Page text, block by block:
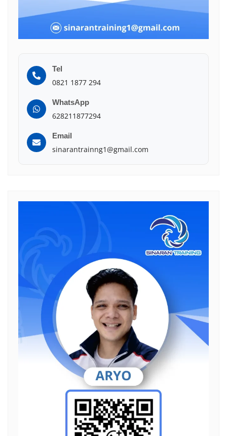
Tel
0821 1877 294
WhatsApp
628211877294
Email
sinarantrainng1@gmail.com